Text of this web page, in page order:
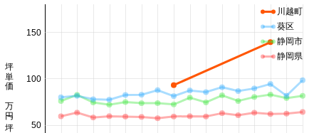
50
100
150
坪単価 万円/坪
川越町
葵区
静岡市
静岡県